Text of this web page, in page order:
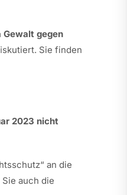
Gewalt gegen
Sie finden
2023 nicht
an die
auch die